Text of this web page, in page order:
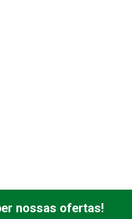
nossas ofertas!